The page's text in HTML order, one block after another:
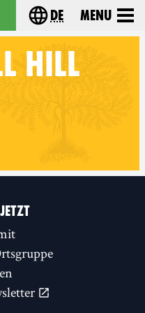
Choose your
de Menu
HILL